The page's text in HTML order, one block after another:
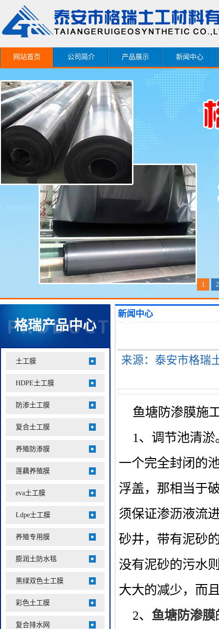
网站首页 公司简介 产品展示 新闻中心
1 2
格瑞产品中心
土工膜
HDPE土工膜
防渗土工膜
复合土工膜
养殖防渗膜
莲藕养殖膜
eva土工膜
Ldpe土工膜
养殖专用膜
膨润土防水毯
黑绿双色土工膜
彩色土工膜
复合排水网
新闻中心
来源：泰安市格瑞
鱼塘防渗膜施
1、调节池清淤
一个完全封闭的
浮盖，那相当于
须保证渗沥液流
砂井，带有泥砂
没有泥砂的污水
大大的减少，而
2、 鱼塘防渗膜